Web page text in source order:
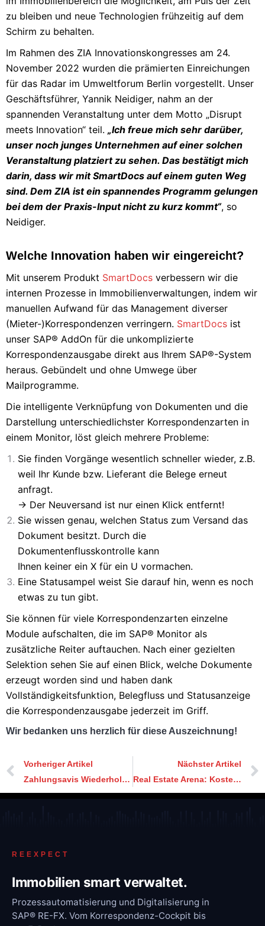
zu bleiben und neue Technologien frühzeitig auf dem
Schirm zu behalten.
Im Rahmen des ZIA Innovationskongresses am 24.
November 2022 wurden die prämierten Einreichungen
für das Radar im Umweltforum Berlin vorgestellt. Unser
Geschäftsführer, Yannik Neidiger, nahm an der
spannenden Veranstaltung unter dem Motto „Disrupt
meets Innovation“ teil. „Ich freue mich sehr darüber,
unser noch junges Unternehmen auf einer solchen
Veranstaltung platziert zu sehen. Das bestätigt mich
darin, dass wir mit SmartDocs auf einem guten Weg
sind. Dem ZIA ist ein spannendes Programm gelungen
bei dem der Praxis-Input nicht zu kurz kommt“, so
Neidiger.
Welche Innovation haben wir eingereicht?
Mit unserem Produkt SmartDocs verbessern wir die
internen Prozesse in Immobilienverwaltungen, indem wir
manuellen Aufwand für das Management diverser
(Mieter-)Korrespondenzen verringern. SmartDocs ist
unser SAP® AddOn für die unkomplizierte
Korrespondenzausgabe direkt aus Ihrem SAP®-System
heraus. Gebündelt und ohne Umwege über
Mailprogramme.
Die intelligente Verknüpfung von Dokumenten und die
Darstellung unterschiedlichster Korrespondenzarten in
einem Monitor, löst gleich mehrere Probleme:
Sie finden Vorgänge wesentlich schneller wieder, z.B.
weil Ihr Kunde bzw. Lieferant die Belege erneut
anfragt.
-> Der Neuversand ist nur einen Klick entfernt!
Sie wissen genau, welchen Status zum Versand das
Dokument besitzt. Durch die
Dokumentenflusskontrolle kann
Ihnen keiner ein X für ein U vormachen.
Eine Statusampel weist Sie darauf hin, wenn es noch
etwas zu tun gibt.
Sie können für viele Korrespondenzarten einzelne
Module aufschalten, die im SAP® Monitor als
zusätzliche Reiter auftauchen. Nach einer gezielten
Selektion sehen Sie auf einen Blick, welche Dokumente
erzeugt worden sind und haben dank
Vollständigkeitsfunktion, Belegfluss und Statusanzeige
die Korrespondenzausgabe jederzeit im Griff.
Wir bedanken uns herzlich für diese Auszeichnung!
Vorheriger Artikel
Zahlungsavis Wiederholdruck in SAP: Mit SmartDocs kein Problem
Nächster Artikel
Real Estate Arena: Kostenlose e-Tickets zu verschenken
REEXPECT
Immobilien smart verwaltet.
Prozessautomatisierung und Digitalisierung in
SAP® RE-FX. Vom Korrespondenz-Cockpit bis